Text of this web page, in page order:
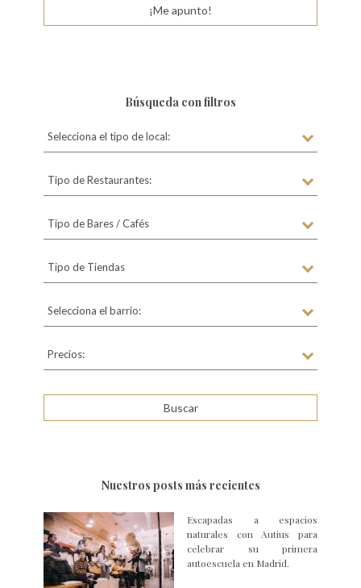
¡Me apunto!
Búsqueda con filtros
Selecciona el tipo de local:
Tipo de Restaurantes:
Tipo de Bares / Cafés
Tipo de Tiendas
Selecciona el barrio:
Precios:
Nuestros posts más recientes
Escapadas a espacios
naturales con Autius para
celebrar su primera
autoescuela en Madrid.